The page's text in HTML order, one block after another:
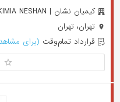
کیمیان نشان | KIMIA NESHAN
تهران، تهران
قرارداد تمام‌وقت (برای